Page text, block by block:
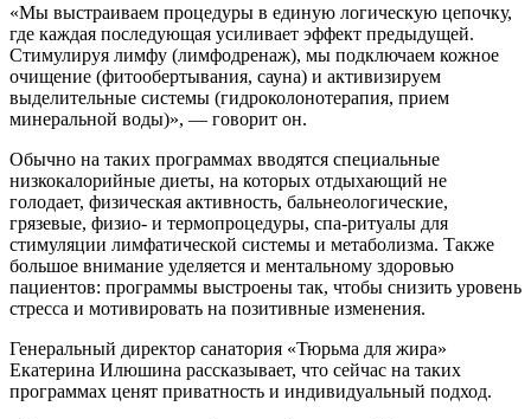
«Мы выстраиваем процедуры в единую логическую цепочку,
где каждая последующая усиливает эффект предыдущей.
Стимулируя лимфу (лимфодренаж), мы подключаем кожное
очищение (фитообертывания, сауна) и активизируем
выделительные системы (гидроколонотерапия, прием
минеральной воды)», — говорит он.
Обычно на таких программах вводятся специальные
низкокалорийные диеты, на которых отдыхающий не
голодает, физическая активность, бальнеологические,
грязевые, физио- и термопроцедуры, спа-ритуалы для
стимуляции лимфатической системы и метаболизма. Также
большое внимание уделяется и ментальному здоровью
пациентов: программы выстроены так, чтобы снизить уровень
стресса и мотивировать на позитивные изменения.
Генеральный директор санатория «Тюрьма для жира»
Екатерина Илюшина рассказывает, что сейчас на таких
программах ценят приватность и индивидуальный подход.